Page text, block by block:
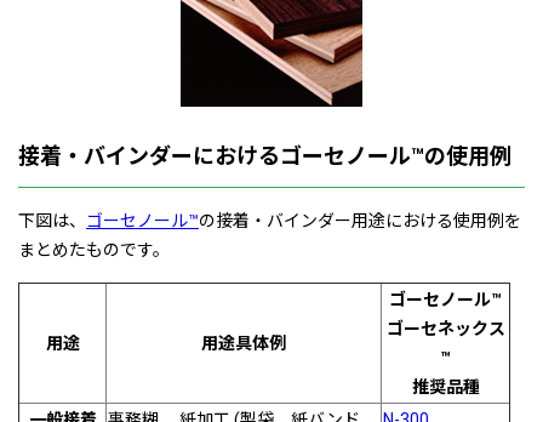
接着・バインダーにおけるゴーセノール™の使用例
下図は、 ゴーセノール™の接着・バインダー用途における使用例を
まとめたものです。
用途 用途具体例
ゴーセノール™
ゴーセネックス
™
推奨品種